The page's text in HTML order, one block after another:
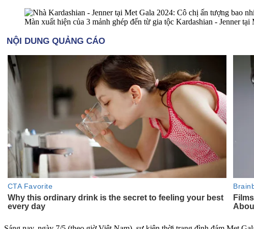
Màn xuất hiện của 3 mảnh ghép đến từ gia tộc Kardashian - Jenner